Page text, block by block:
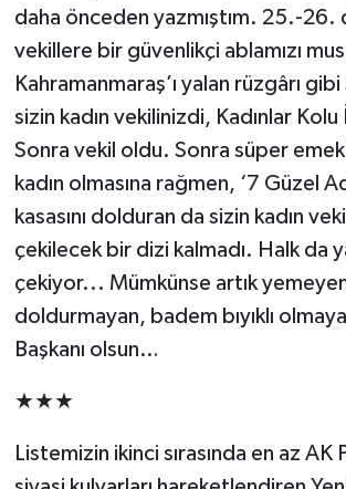
daha önceden yazmıştım. 25.-26.
vekillere bir güvenlikçi ablamızı
Kahramanmaraş’ı yalan rüzgârı
sizin kadın vekilinizdi, Kadınlar Kolu
Sonra vekil oldu. Sonra süper
kadın olmasına rağmen, ‘7 Güzel
kasasını dolduran da sizin kadın
çekilecek bir dizi kalmadı. Halk da
çekiyor... Mümkünse artık
doldurmayan, badem bıyıklı
Başkanı olsun…
★★★
Listemizin ikinci sırasında en az AK